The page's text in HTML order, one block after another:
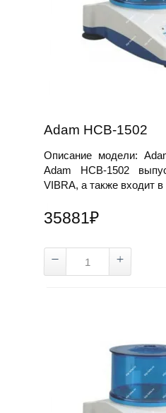
весы
Adam HCB-1502
Описание модели:
Adam HCB-1502
VIBRA, а также входит в
35881₽